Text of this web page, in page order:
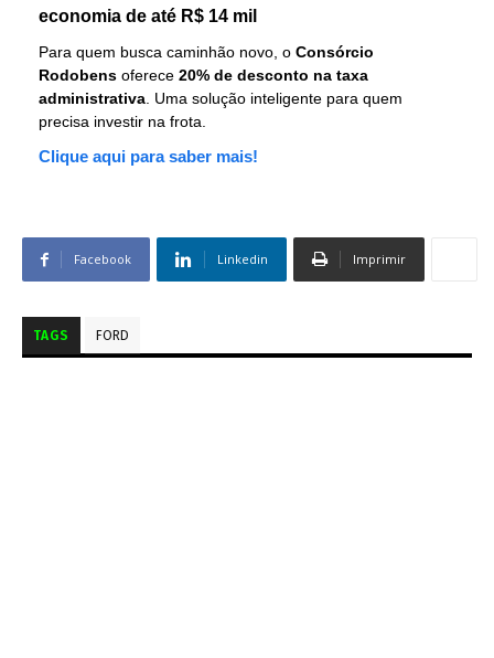
economia de até R$ 14 mil
Para quem busca caminhão novo, o Consórcio
Rodobens oferece 20% de desconto na taxa
administrativa . Uma solução inteligente para quem
precisa investir na frota.
Clique aqui para saber mais!
Facebook Linkedin Imprimir
TAGS FORD